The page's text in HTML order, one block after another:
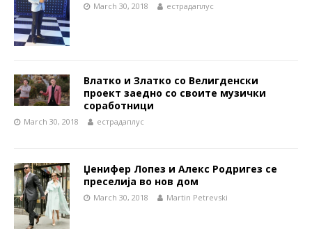
March 30, 2018 естрадаплус
Влатко и Златко со Велигденски
проект заедно со своите музички
соработници
March 30, 2018 естрадаплус
Џенифер Лопез и Алекс Родригез се
преселија во нов дом
March 30, 2018 Martin Petrevski